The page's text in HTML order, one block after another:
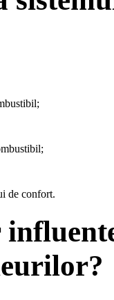
de confort.